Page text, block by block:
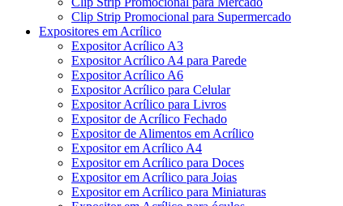
Clip Strip Promocional para Supermercado
Expositores em Acrílico
Expositor Acrílico A3
Expositor Acrílico A4 para Parede
Expositor Acrílico A6
Expositor Acrílico para Celular
Expositor Acrílico para Livros
Expositor de Acrílico Fechado
Expositor de Alimentos em Acrílico
Expositor em Acrílico A4
Expositor em Acrílico para Doces
Expositor em Acrílico para Joias
Expositor em Acrílico para Miniaturas